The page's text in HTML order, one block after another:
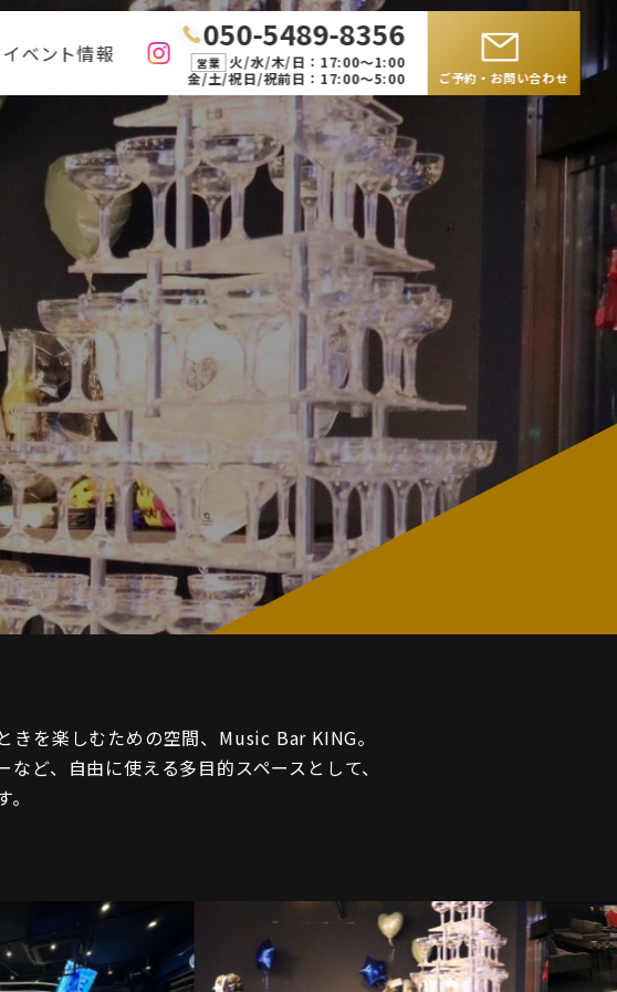
050-5489-8356
営業 火/水/木/日：17:00〜1:00
金/土/祝日/祝前日：17:00〜5:00
イベント情報
ご予約・お問い合わせ
を楽しむための空間、Music Bar KING。
ど、自由に使える多目的スペースとして、